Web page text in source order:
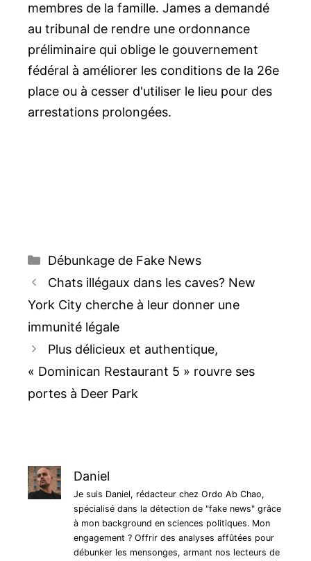
membres de la famille. James a demandé
au tribunal de rendre une ordonnance
préliminaire qui oblige le gouvernement
fédéral à améliorer les conditions de la 26e
place ou à cesser d'utiliser le lieu pour des
arrestations prolongées.
Catégories
Débunkage de Fake News
Navigation
des
Chats illégaux dans les caves? New
York City cherche à leur donner une
immunité légale
Plus délicieux et authentique,
« Dominican Restaurant 5 » rouvre ses
portes à Deer Park
Daniel
Je suis Daniel, rédacteur chez Ordo Ab Chao,
spécialisé dans la détection de "fake news" grâce
à mon background en sciences politiques. Mon
engagement ? Offrir des analyses affûtées pour
débunker les mensonges, armant nos lecteurs de